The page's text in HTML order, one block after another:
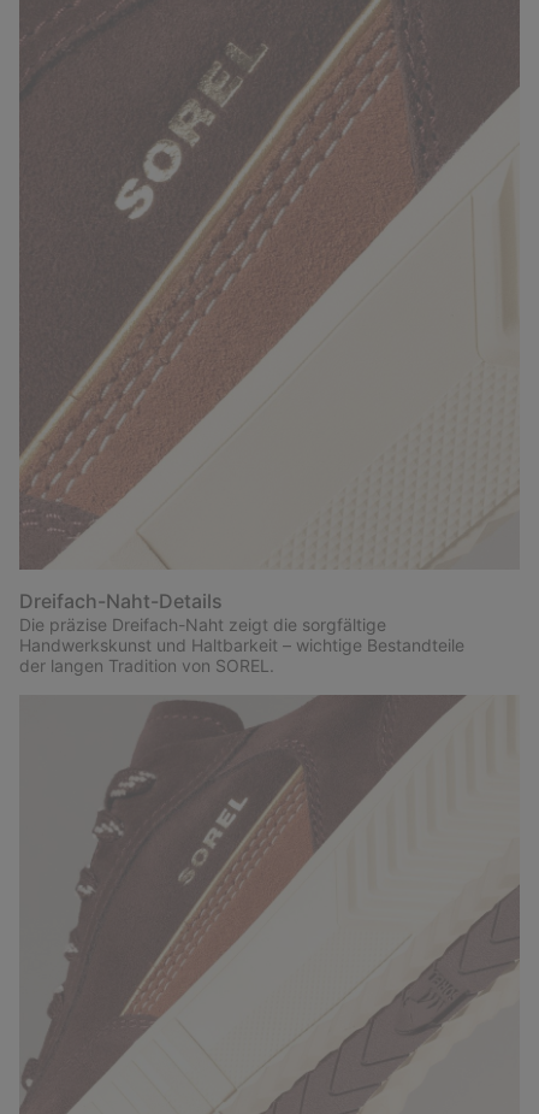
Dreifach-Naht-Details
Die präzise Dreifach-Naht zeigt die sorgfältige
Handwerkskunst und Haltbarkeit – wichtige Bestandteile
der langen Tradition von SOREL.